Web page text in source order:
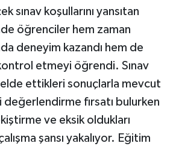
sınav koşullarını yansıtan
öğrenciler hem zaman
deneyim kazandı hem de
kontrol etmeyi öğrendi. Sınav
ettikleri sonuçlarla mevcut
değerlendirme fırsatı bulurken
ve eksik oldukları
şansı yakalıyor. Eğitim